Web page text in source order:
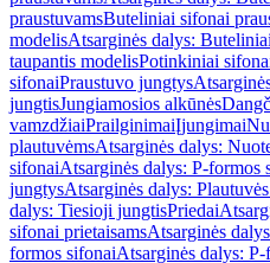
praustuvamsButeliniai sifonai
modelisAtsarginės dalys:
taupantis modelisPotinkiniai
sifonaiPraustuvo jungtys
jungtisJungiamosios alkūnės
vamzdžiaiPrailginimaiĮjungimai
plautuvėmsAtsarginės dalys:
sifonaiAtsarginės dalys: P-formos
jungtysAtsarginės dalys:
dalys: Tiesioji jungtisPriedai
sifonai prietaisamsAtsarginės
formos sifonaiAtsarginės dalys: